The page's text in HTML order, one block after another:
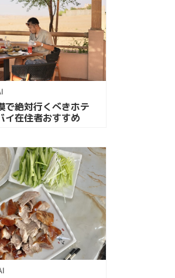
で絶対行くべきホテ
イ在住者おすすめ